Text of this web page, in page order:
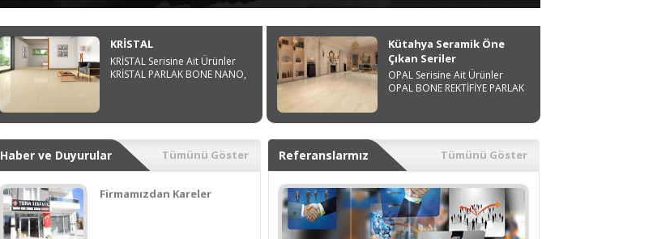
KRİSTAL
KRİSTAL Serisine Ait Ürünler
KRİSTAL PARLAK BONE NANO,
Kütahya Seramik Öne
Çıkan Seriler
OPAL Serisine Ait Ürünler
OPAL BONE REKTİFİYE PARLAK
Haber ve Duyurular Tümünü Göster
Firmamızdan Kareler
Referanslarmız Tümünü Göster